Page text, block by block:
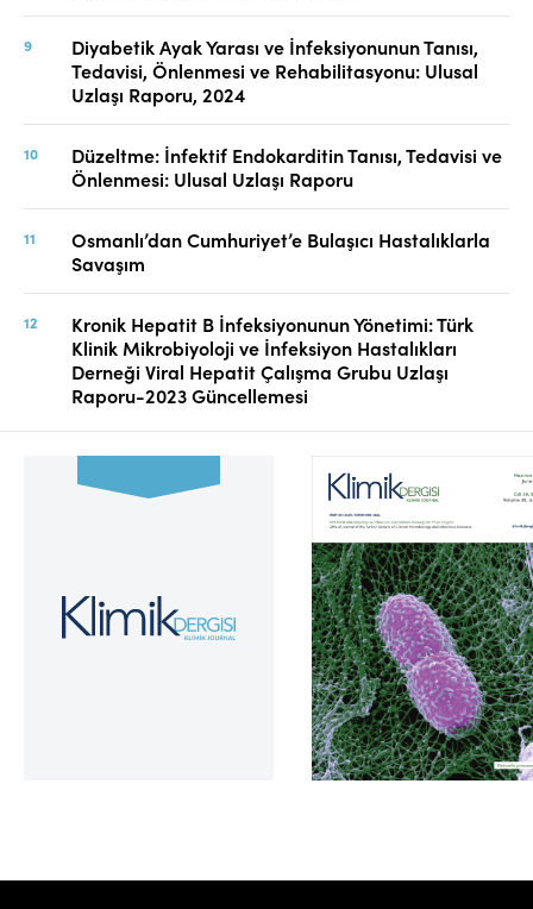
Diyabetik Ayak Yarası ve İnfeksiyonunun Tanısı,
Tedavisi, Önlenmesi ve Rehabilitasyonu: Ulusal
Uzlaşı Raporu, 2024
Düzeltme: İnfektif Endokarditin Tanısı, Tedavisi ve
Önlenmesi: Ulusal Uzlaşı Raporu
Osmanlı’dan Cumhuriyet’e Bulaşıcı Hastalıklarla
Savaşım
Kronik Hepatit B İnfeksiyonunun Yönetimi: Türk
Klinik Mikrobiyoloji ve İnfeksiyon Hastalıkları
Derneği Viral Hepatit Çalışma Grubu Uzlaşı
Raporu-2023 Güncellemesi
Cilt 39, Sayı 2